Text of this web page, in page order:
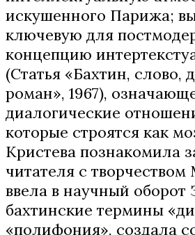
искушенного Парижа;
ключевую для
концепцию
(Статья «Бахтин, слово,
роман», 1967),
диалогические
которые строятся как
Кристева познакомила
читателя с
ввела в научный оборот
бахтинские термины
«полифония», создала